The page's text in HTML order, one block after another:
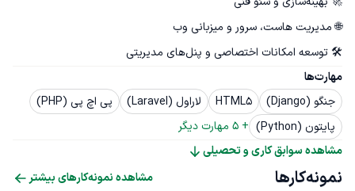
🛠️ توسعه امکانات اختصاصی و پنل‌های مدیریتی
مهارت‌ها
جنگو (Django)
HTML5 لاراول (Laravel)
پی اچ پی (PHP)
پایتون (Python)
+
5 مهارت دیگر
مشاهده سوابق کاری و تحصیلی
نمونه‌کارها مشاهده نمونه‌کارهای بیشتر